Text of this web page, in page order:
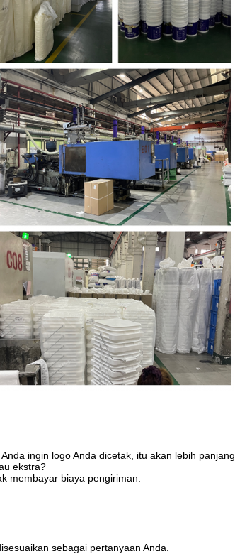
ingin logo Anda dicetak, itu akan lebih panjang.
ekstra?
membayar biaya pengiriman.
sebagai pertanyaan Anda.